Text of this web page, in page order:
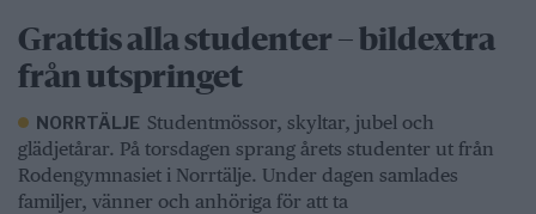
Grattis alla studenter – bildextra
från utspringet
NORRTÄLJE Studentmössor, skyltar, jubel och
glädjetårar. På torsdagen sprang årets studenter ut från
Rodengymnasiet i Norrtälje. Under dagen samlades
familjer, vänner och anhöriga för att ta